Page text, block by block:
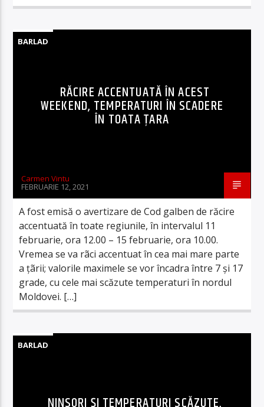
BARLAD
RĂCIRE ACCENTUATĂ ÎN ACEST
WEEKEND, TEMPERATURI ÎN SCADERE
ÎN TOATA ȚARA
Carmen Vintu
FEBRUARIE 12, 2021
A fost emisă o avertizare de Cod galben de răcire
accentuată în toate regiunile, în intervalul 11
februarie, ora 12.00 – 15 februarie, ora 10.00.
Vremea se va rãci accentuat în cea mai mare parte
a ţãrii; valorile maximele se vor încadra între 7 şi 17
grade, cu cele mai scăzute temperaturi în nordul
Moldovei. […]
BARLAD